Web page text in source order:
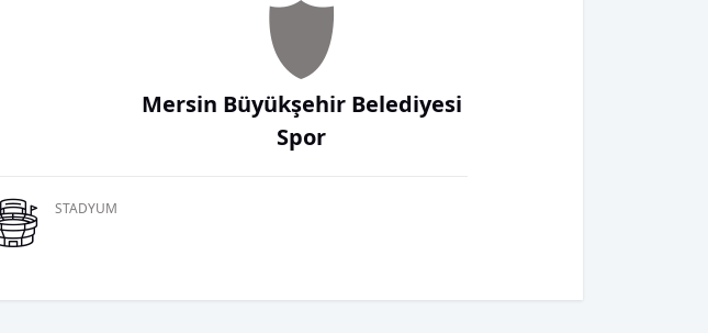
Mersin Büyükşehir Belediyesi
Spor
STADYUM